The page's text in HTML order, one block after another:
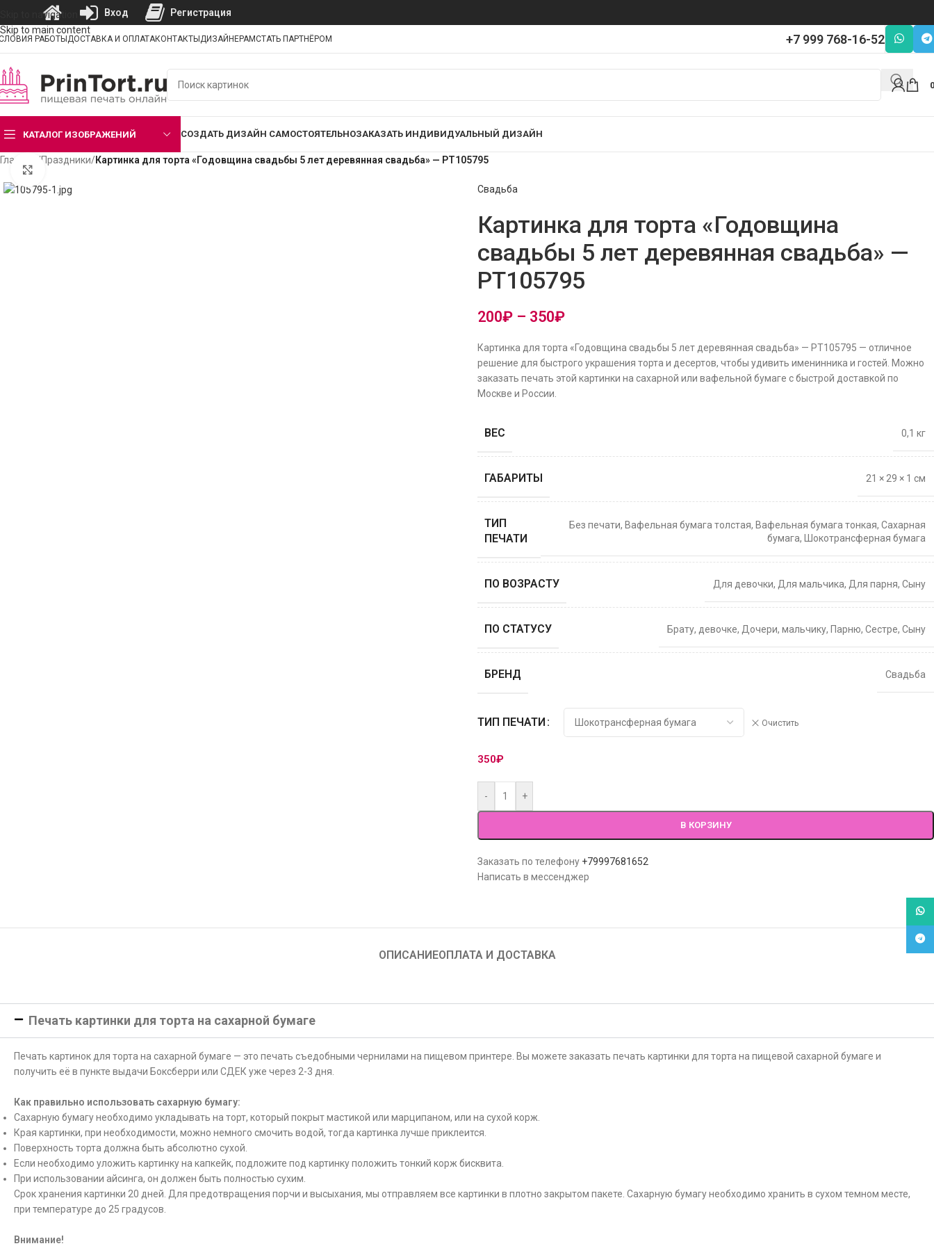
Skip to navigation
Skip to main content
РАБОТЫ ДОСТАВКА И ОПЛАТАКОНТАКТЫ ДИЗАЙНЕРАМСТАТЬ ПАРТНЁРОМ +7 999 768-16-52
0
КАТАЛОГ ИЗОБРАЖЕНИЙ СОЗДАТЬ ДИЗАЙН САМОСТОЯТЕЛЬНОЗАКАЗАТЬ ИНДИВИДУАЛЬНЫЙ ДИЗАЙН
Главная /Праздники/Картинка для торта «Годовщина свадьбы 5 лет деревянная свадьба» — PT105795
Свадьба
Картинка для торта «Годовщина
свадьбы 5 лет деревянная свадьба» —
PT105795
200₽ – 350₽
Картинка для торта «Годовщина свадьбы 5 лет деревянная свадьба» — PT105795 — отличное
решение для быстрого украшения торта и десертов, чтобы удивить именинника и гостей. Можно
заказать печать этой картинки на сахарной или вафельной бумаге с быстрой доставкой по
Москве и России.
ВЕС 0,1 кг
ГАБАРИТЫ 21 × 29 × 1 см
ТИП
ПЕЧАТИ
Без печати, Вафельная бумага толстая, Вафельная бумага тонкая, Сахарная
бумага, Шокотрансферная бумага
ПО ВОЗРАСТУ Для девочки, Для мальчика, Для парня, Сыну
ПО СТАТУСУ Брату, девочке, Дочери, мальчику, Парню, Сестре, Сыну
БРЕНД Свадьба
ТИП ПЕЧАТИ Очистить
350₽
- +
В КОРЗИНУ
Заказать по телефону +79997681652
Написать в мессенджер
ОПИСАНИЕОПЛАТА И ДОСТАВКА
Печать картинки для торта на сахарной бумаге
Печать картинок для торта на сахарной бумаге — это печать съедобными чернилами на пищевом принтере. Вы можете заказать печать картинки для торта на пищевой сахарной бумаге и
получить её в пункте выдачи Боксберри или СДЕК уже через 2-3 дня.
Как правильно использовать сахарную бумагу:
Сахарную бумагу необходимо укладывать на торт, который покрыт мастикой или марципаном, или на сухой корж.
Края картинки, при необходимости, можно немного смочить водой, тогда картинка лучше приклеится.
Поверхность торта должна быть абсолютно сухой.
Если необходимо уложить картинку на капкейк, подложите под картинку положить тонкий корж бисквита.
При использовании айсинга, он должен быть полностью сухим.
Срок хранения картинки 20 дней. Для предотвращения порчи и высыхания, мы отправляем все картинки в плотно закрытом пакете. Сахарную бумагу необходимо хранить в сухом темном месте,
при температуре до 25 градусов.
Внимание!
Вход Регистрация